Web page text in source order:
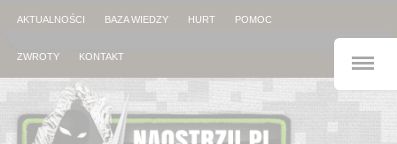
AKTUALNOŚCI BAZA WIEDZY HURT POMOC
ZWROTY KONTAKT